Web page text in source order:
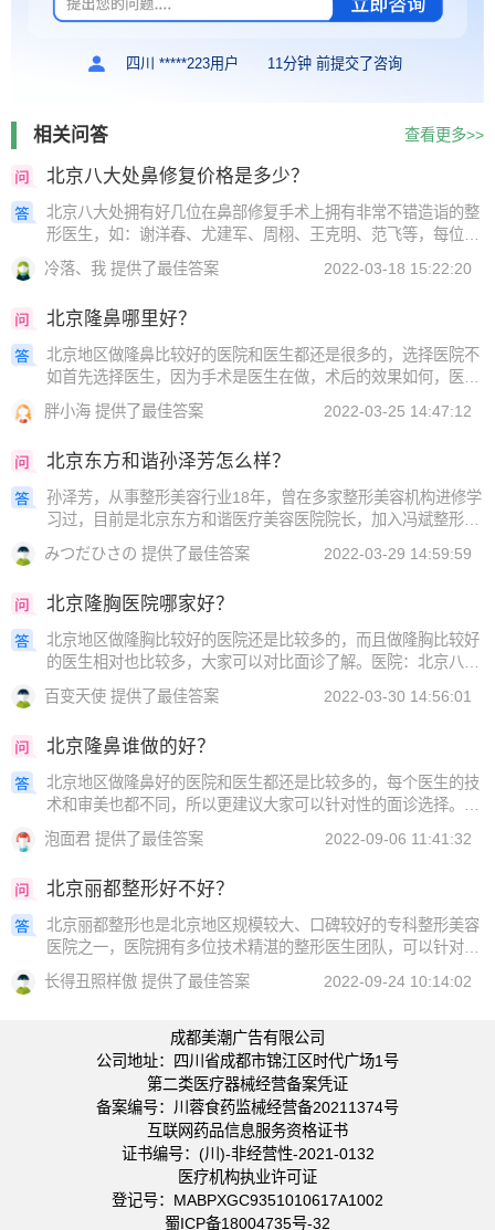
四川 *****223用户 11分钟 前提交了咨询
相关问答 查看更多>>
北京八大处鼻修复价格是多少？
北京八大处拥有好几位在鼻部修复手术上拥有非常不错造诣的整
形医生，如：谢洋春、尤建军、周栩、王克明、范飞等，每位医
生都在鼻修复手术上拥有非常不错的反馈，鼻修复手术的价格本
来相对就是比较高的，而且每个人的
冷落、我 提供了最佳答案 2022-03-18 15:22:20
北京隆鼻哪里好？
北京地区做隆鼻比较好的医院和医生都还是很多的，选择医院不
如首先选择医生，因为手术是医生在做，术后的效果如何，医生
占主要原因，由于每个医生的技术、审美、经验都有所差别，所
以一定要多看案例、多了解技术和风
胖小海 提供了最佳答案 2022-03-25 14:47:12
北京东方和谐孙泽芳怎么样？
孙泽芳，从事整形美容行业18年，曾在多家整形美容机构进修学
习过，目前是北京东方和谐医疗美容医院院长，加入冯斌整形
“点脂成金”医生团队，在脂肪项目上有着非常不错的成绩，手术
主要以精细、微创、恢复快等为主
みつだひさの 提供了最佳答案 2022-03-29 14:59:59
北京隆胸医院哪家好？
北京地区做隆胸比较好的医院还是比较多的，而且做隆胸比较好
的医生相对也比较多，大家可以对比面诊了解。医院：北京八大
处、北京东方和谐、北京丽都、北京韩啸、北京圣嘉新、北京美
莱、北京京韩、北京联合丽格、北京
百变天使 提供了最佳答案 2022-03-30 14:56:01
北京隆鼻谁做的好？
北京地区做隆鼻好的医院和医生都还是比较多的，每个医生的技
术和审美也都不同，所以更建议大家可以针对性的面诊选择。刘
彦军，从事整形美容行业二十多年，是知名鼻部整形专业，多年
来完成了数万成功鼻部案例李劲良，
泡面君 提供了最佳答案 2022-09-06 11:41:32
北京丽都整形好不好？
北京丽都整形也是北京地区规模较大、口碑较好的专科整形美容
医院之一，医院拥有多位技术精湛的整形医生团队，可以针对性
的帮助求美者完成各项整形美容项目的改善，如：高海燕：眼
部、鼻部、胸部、美体塑性吴玉家：眼
长得丑照样傲 提供了最佳答案 2022-09-24 10:14:02
成都美潮广告有限公司
公司地址：四川省成都市锦江区时代广场1号
第二类医疗器械经营备案凭证
备案编号：川蓉食药监械经营备20211374号
互联网药品信息服务资格证书
证书编号：(川)-非经营性-2021-0132
医疗机构执业许可证
登记号：MABPXGC9351010617A1002
蜀ICP备18004735号-32